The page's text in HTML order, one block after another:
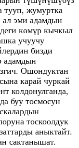
тууп, жумуртка
эми адамдын
көмүр кычкыл
учуучу
бизди
адамдын
Ошондуктан
карай чуркай
колдонулганда,
буу тосмосун
тоскоолдук
аныктайт.
сактанышат.